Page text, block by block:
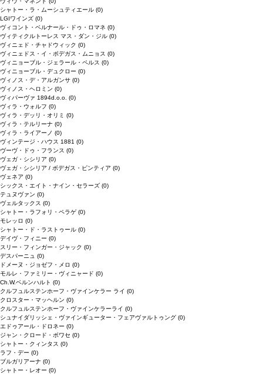
シャトー・ラ・ムーシュティエール (0)
LGIワインズ (0)
ヴィコント・ベルナール・ドゥ・ロマネ (0)
ヴィティクルトーレス マス・ダン・ジル (0)
ヴィニェド・チャドウィック (0)
ヴィニェドス・イ・ボデガス・ムニョス (0)
ヴィニョーブル・ジェラール・ペルス (0)
ヴィニョーブル・デュクロー (0)
ヴィノス・デ・アルガンサ (0)
ヴィノス・ヘロミン (0)
ヴィパーヴァ 1894d.o.o. (0)
ヴィラ・ウォルフ (0)
ヴィラ・デッリ・オリミ (0)
ヴィラ・テルリーナ (0)
ヴィラ・ライアーノ (0)
ヴィンテージ・ハウス 1881 (0)
ヴーヴ・ドゥ・フランス (0)
ヴェガ・シシリア (0)
ヴェガ・シシリア / ボデガス・ピンティア (0)
ヴェネア (0)
シックス・エイト・ナイン・セラーズ (0)
テュヌヴァン (0)
ヴェルタックス (0)
シャトー・ラフォリ・ペラゲ (0)
モレッロ (0)
シャトー・ド・ラストゥール (0)
デイヴ・フィニー (0)
スリー・フィンガー・ジャック (0)
デスパーニュ (0)
ドメーヌ・ジョゼフ・メロ (0)
モルレ・ファミリー・ヴィニャード (0)
Ch.W.ベルンハルト (0)
クルフュルステンホーフ・ヴァインケラー ライ (0)
クロスター・マッヘルン (0)
クルフュルステンホーフ・ヴァインケラーライ (0)
シュナイダリッシェ・ヴァインギューター・フェアヴァルトゥング (0)
エドゥアール・ドロネー (0)
ジャン・クロード・ボワセ (0)
シャトー・クィンタス (0)
ラフ・デー (0)
ブルガリアーナ (0)
シャトー・レオー (0)